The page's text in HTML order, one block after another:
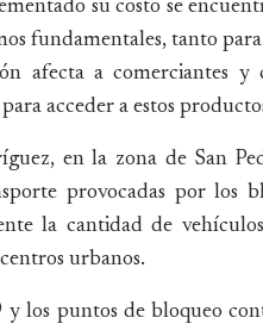
su costo se
fundamentales, tanto
afecta a comerciantes y
acceder a estos
en la zona de San
provocadas por los
la cantidad de
urbanos.
los puntos de bloqueo